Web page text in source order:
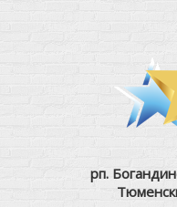
рп.